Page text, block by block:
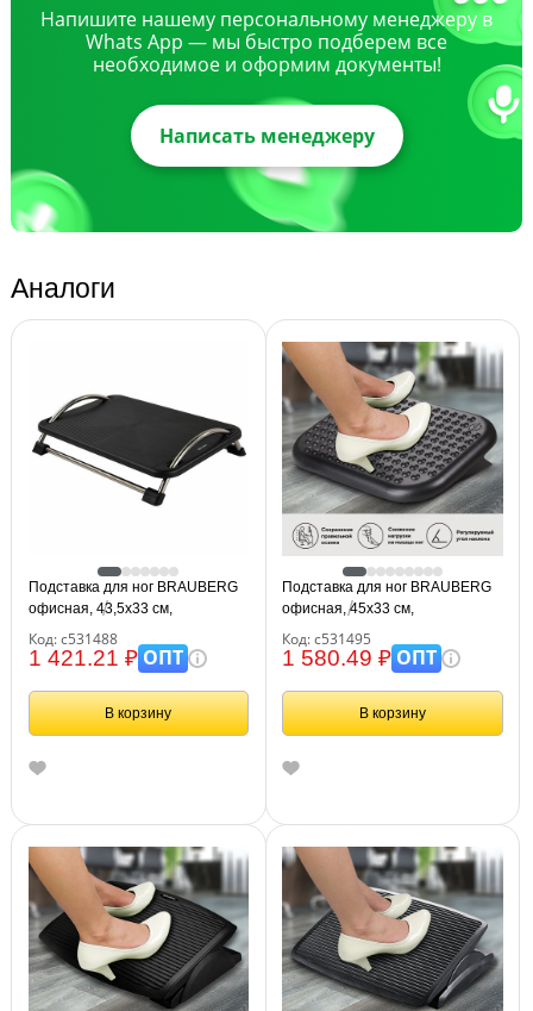
Напишите нашему персональному менеджеру в
Whats App — мы быстро подберем все
необходимое и оформим документы!
Написать менеджеру
Аналоги
Подставка для ног BRAUBERG
офисная, 43,5х33 см,
черная, 531488
Код: с531488
1 421.21 ₽ОПТ
В корзину
Подставка для ног BRAUBERG
офисная, 45х33 см,
рифленая, черная, 531495
Код: с531495
1 580.49 ₽ОПТ
В корзину